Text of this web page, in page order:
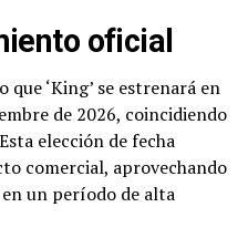
oficial
‘King’ se estrenará en
de 2026, coincidiendo
elección de fecha
comercial, aprovechando
un período de alta